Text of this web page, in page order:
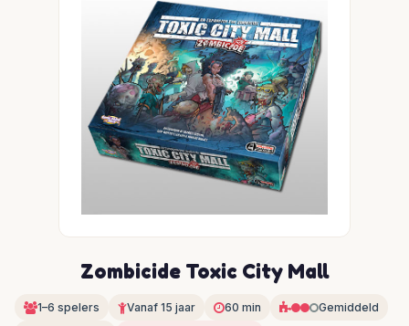
Zombicide Toxic City Mall
1–6 spelers Vanaf 15 jaar 60 min
Gemiddeld